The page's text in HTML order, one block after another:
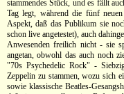
stammendes Stück, und es fällt
Tag legt, während die fünf
Aspekt, daß das Publikum sie
schon live angetestet), auch
Anwesenden freilich nicht - sie
angetan, obwohl das auch noch
"70s Psychedelic Rock" -
Zeppelin zu stammen, wozu sich
sowie klassische Beatles-